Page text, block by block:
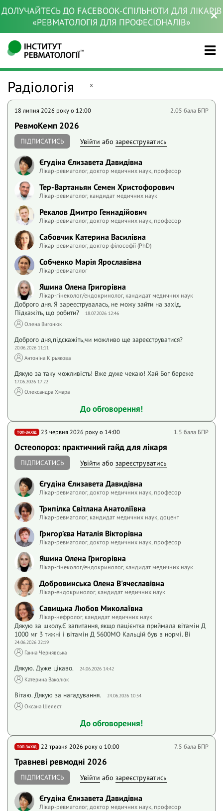
ДОЛУЧАЙТЕСЬ ДО FACEBOOK-СПІЛЬНОТИ ДЛЯ ЛІКАРІВ
«РЕВМАТОЛОГІЯ ДЛЯ ПРОФЕСІОНАЛІВ»
Радіологія x
18 липня 2026 року o 12:00 2.05 бала БПР
РевмоКемп 2026
ПІДПИСАТИСЬ Увійти або зареєструватись
Єгудіна Єлизавета Давидівна
Лікар-ревматолог, доктор медичних наук, професор
Тер-Вартаньян Семен Христофорович
Лікар-ревматолог, кандидат медичних наук
Рекалов Дмитро Геннадійович
Лікар-ревматолог, доктор медичних наук, професор
Сабовчик Катерина Василівна
Лікар-ревматолог, доктор філософії (PhD)
Собченко Марія Ярославівна
Лікар-ревматолог
Яшина Олена Григорівна
Лікар-гінеколог/ендокринолог, кандидат медичних наук
Доброго дня. Я зареєструвалась, не можу зайти на захід.
Підкажіть, що робити?
18.07.2026 12:46
Олена Вигонюк
Доброго дня,підскажіть,чи можливо ще зареєструватися?
20.06.2026 11:11
Антоніна Кірьякова
Дякую за таку можливість! Вже дуже чекаю! Хай Бог береже
17.06.2026 17:22
Олександра Хмара
До обговорення!
ТОП-ЗАХІД 23 червня 2026 року o 14:00 1.5 бала БПР
Остеопороз: практичний гайд для лікаря
ПІДПИСАТИСЬ Увійти або зареєструватись
Єгудіна Єлизавета Давидівна
Лікар-ревматолог, доктор медичних наук, професор
Трипілка Світлана Анатоліївна
Лікар-ревматолог, кандидат медичних наук, доцент
Григор’єва Наталія Вікторівна
Лікар-ревматолог, доктор медичних наук, професор
Яшина Олена Григорівна
Лікар-гінеколог/ендокринолог, кандидат медичних наук
Добровинська Олена В'ячеславівна
Лікар-ендокринолог, кандидат медичних наук
Савицька Любов Миколаївна
Лікар-нефролог, кандидат медичних наук
Дякую за школу.Є запитання, якщо пацієнтка приймала вітамін Д
1000 мг 3 тижні і вітамін Д 5600МО Кальцій був в нормі. Ві
24.06.2026 22:19
Ганна Чернявська
Дякую. Дуже цікаво. 24.06.2026 14:42
Катерина Ваколюк
Вітаю. Дякую за нагадування. 24.06.2026 10:54
Оксана Шелест
До обговорення!
ТОП-ЗАХІД 22 травня 2026 року o 10:00 7.5 бала БПР
Травневі ревмодні 2026
ПІДПИСАТИСЬ Увійти або зареєструватись
Єгудіна Єлизавета Давидівна
Лікар-ревматолог, доктор медичних наук, професор